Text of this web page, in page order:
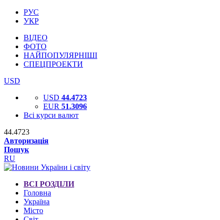
РУС
УКР
ВІДЕО
ФОТО
НАЙПОПУЛЯРНІШІ
СПЕЦПРОЕКТИ
USD
USD 44.4723
EUR 51.3096
Всі курси валют
44.4723
Авторизація
Пошук
RU
ВСІ РОЗДІЛИ
Головна
Україна
Місто